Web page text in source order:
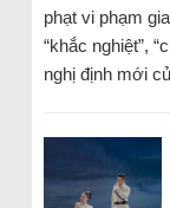
phạt vi phạm
“khắc nghiệt”,
nghị định mới